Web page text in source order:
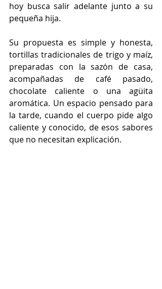
hoy busca salir adelante junto a su
pequeña hija.
Su propuesta es simple y honesta,
tortillas tradicionales de trigo y maíz,
preparadas con la sazón de casa,
acompañadas de café pasado,
chocolate caliente o una agüita
aromática. Un espacio pensado para
la tarde, cuando el cuerpo pide algo
caliente y conocido, de esos sabores
que no necesitan explicación.